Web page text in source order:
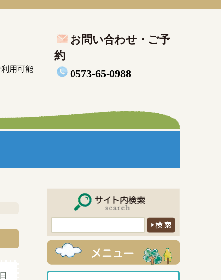
用可能
お問い合わせ・ご予
約
0573-65-0988